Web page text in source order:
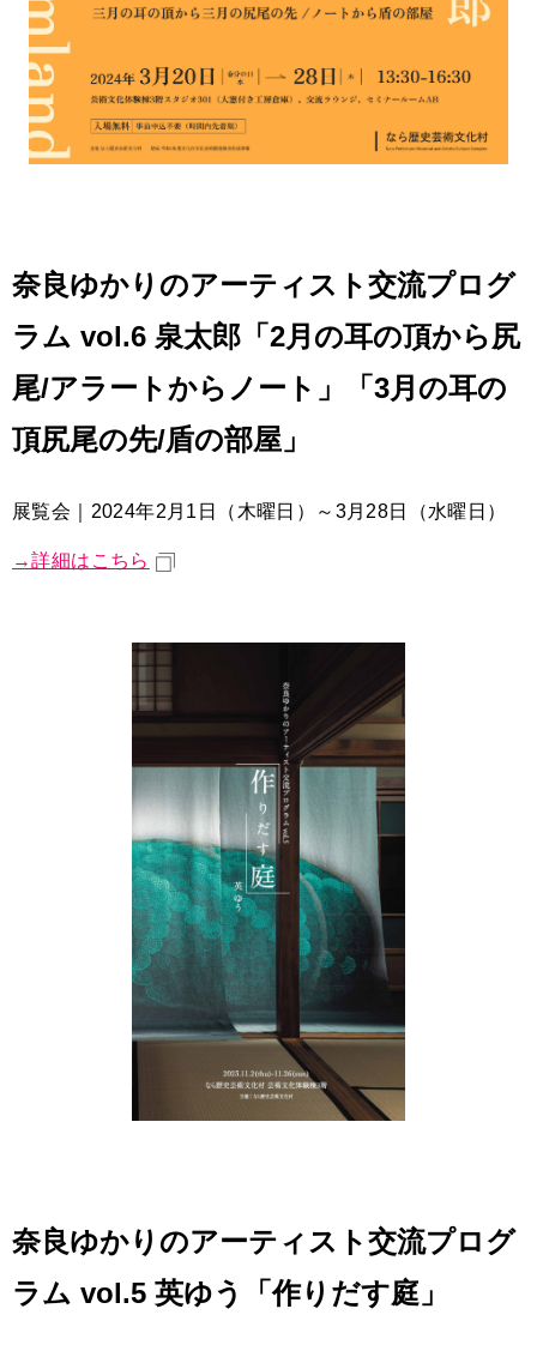
奈良ゆかりのアーティスト交流プログ
ラム vol.6 泉太郎「2月の耳の頂から尻
尾/アラートからノート」「3月の耳の
頂尻尾の先/盾の部屋」
展覧会｜2024年2月1日（木曜日）～3月28日（水曜日）
→詳細はこちら
奈良ゆかりのアーティスト交流プログ
ラム vol.5 英ゆう「作りだす庭」